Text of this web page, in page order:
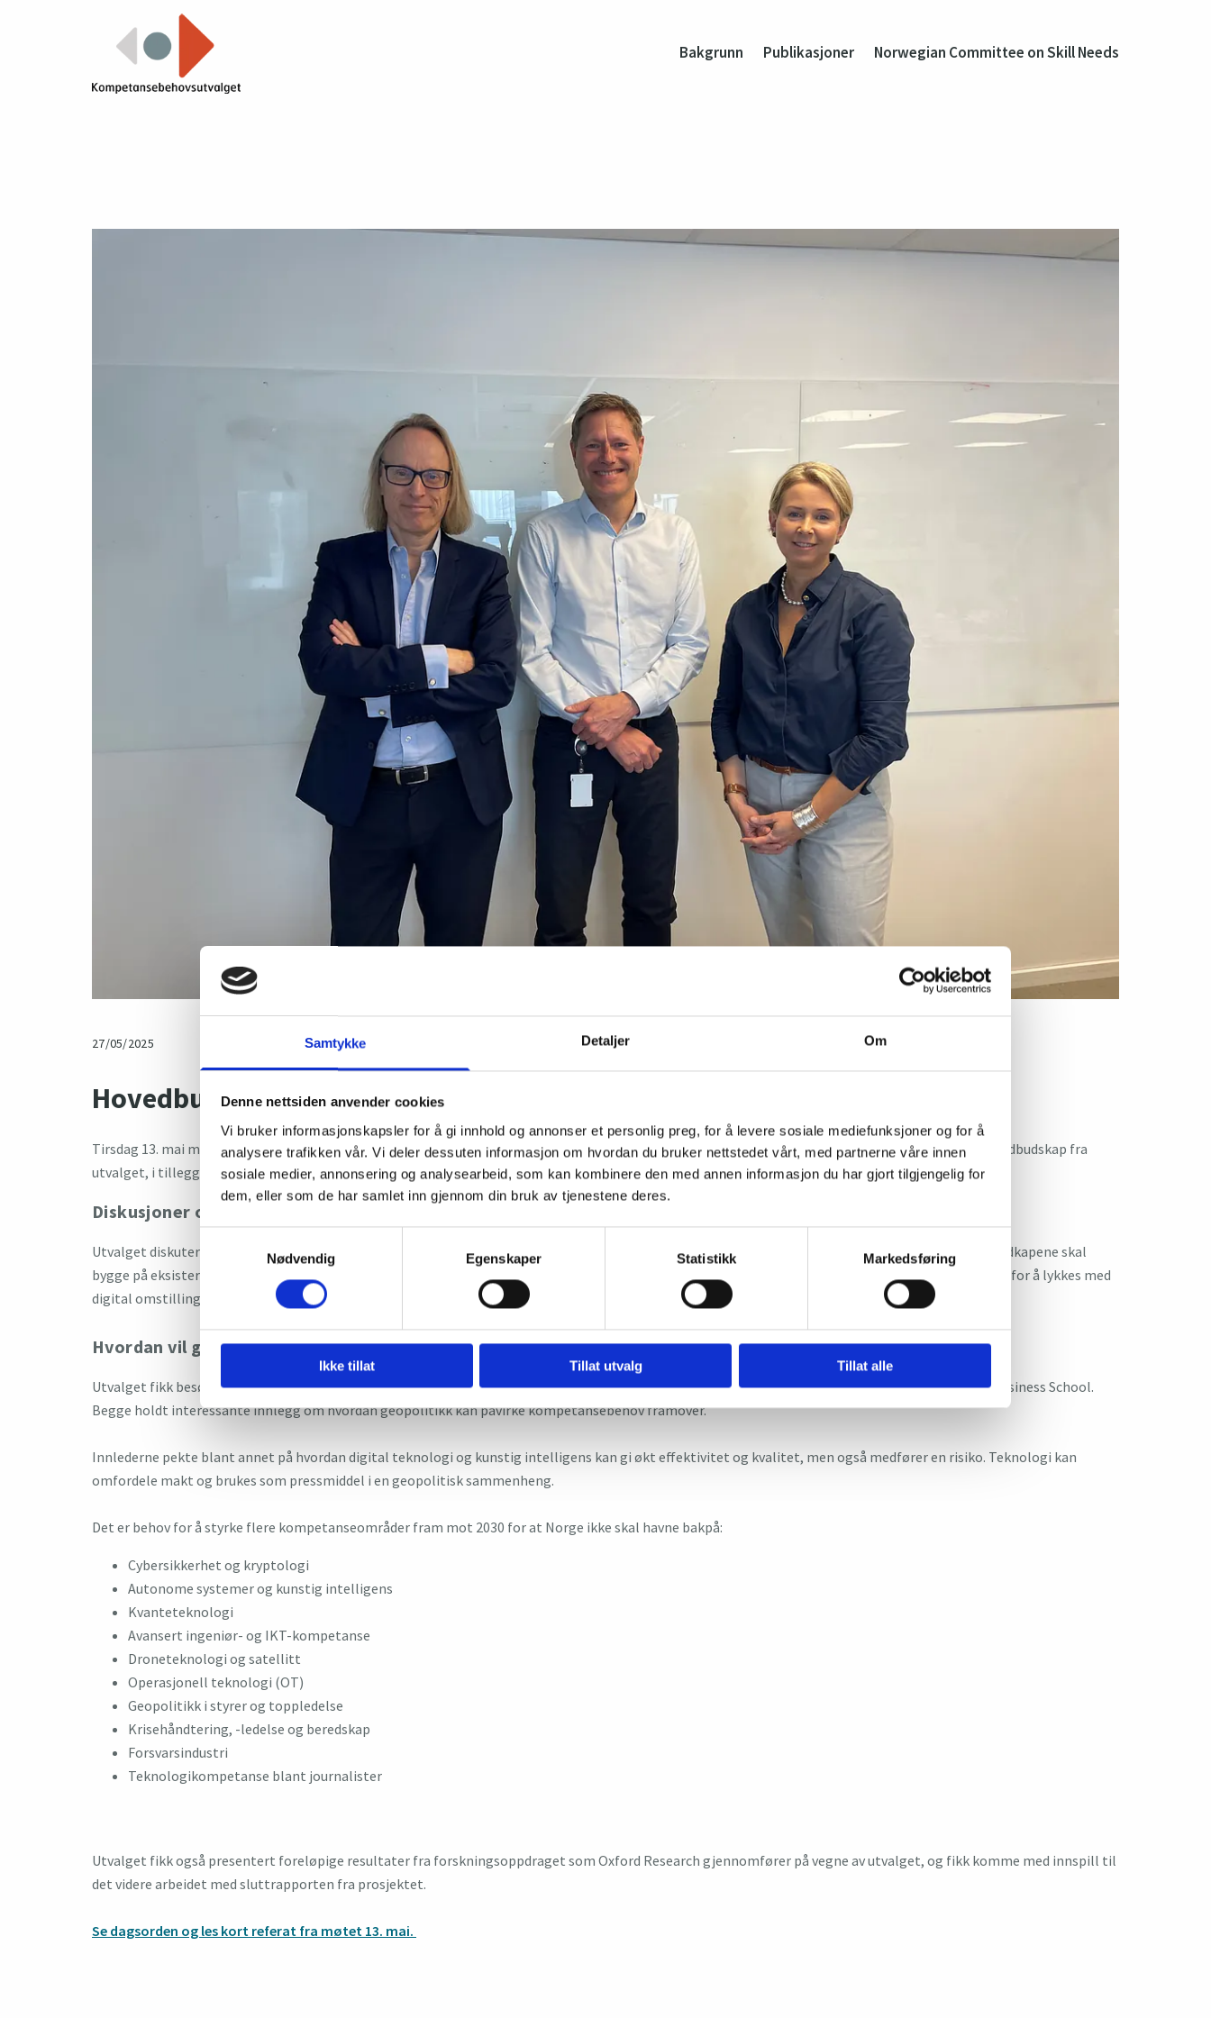
Samtykke Detaljer Om
Denne nettsiden anvender cookies
Vi bruker informasjonskapsler for å gi innhold og annonser et personlig preg, for å levere sosiale mediefunksjoner og for å
analysere trafikken vår. Vi deler dessuten informasjon om hvordan du bruker nettstedet vårt, med partnerne våre innen
sosiale medier, annonsering og analysearbeid, som kan kombinere den med annen informasjon du har gjort tilgjengelig for
dem, eller som de har samlet inn gjennom din bruk av tjenestene deres.
Nødvendig
Egenskaper Statistikk Markedsføring
Ikke tillat Tillat utvalg Tillat alle
Bakgrunn Publikasjoner Norwegian Committee on Skill Needs
27/05/2025
Hovedbudskap og geopolitikk på agendaen
Tirsdag 13. mai møttes KBU til det siste utvalgsmøtet før sommeren. Formålet med møtet var først og fremst å diskutere og komme nærmere hovedbudskap fra
utvalget, i tillegg til å lære mer om og diskutere hvordan geopolitikk kan påvirke kompetansebehov.
Diskusjoner om hovedbudskap
Utvalget diskuterte foreløpige forslag til hovedbudskap som skal inngå i rapporten om digital teknologi og kompetansebehov. De endelige hovedbudkapene skal
bygge på eksisterende kunnskapsgrunnlag, i tillegg til utvalgets vurderinger av hva som som er gode grep for å sikre kompetansen som er nødvendig for å lykkes med
digital omstilling.
Hvordan vil geopolitikk påvirke kompetansebehov?
Utvalget fikk besøk av Sofie Nystrøm, daglig leder i Fortified Technologies og Morten Irgens, Vice Dean of Innovation and Impact ved Copenhagen Business School.
Begge holdt interessante innlegg om hvordan geopolitikk kan påvirke kompetansebehov framover.
Innlederne pekte blant annet på hvordan digital teknologi og kunstig intelligens kan gi økt effektivitet og kvalitet, men også medfører en risiko. Teknologi kan
omfordele makt og brukes som pressmiddel i en geopolitisk sammenheng.
Det er behov for å styrke flere kompetanseområder fram mot 2030 for at Norge ikke skal havne bakpå:
Cybersikkerhet og kryptologi
Autonome systemer og kunstig intelligens
Kvanteteknologi
Avansert ingeniør- og IKT-kompetanse
Droneteknologi og satellitt
Operasjonell teknologi (OT)
Geopolitikk i styrer og toppledelse
Krisehåndtering, -ledelse og beredskap
Forsvarsindustri
Teknologikompetanse blant journalister
Utvalget fikk også presentert foreløpige resultater fra forskningsoppdraget som Oxford Research gjennomfører på vegne av utvalget, og fikk komme med innspill til
det videre arbeidet med sluttrapporten fra prosjektet.
Se dagsorden og les kort referat fra møtet 13. mai.